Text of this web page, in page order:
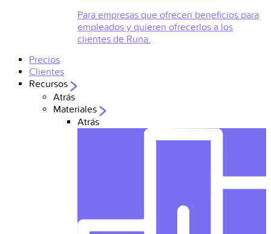
Para empresas que ofrecen beneficios para
empleados y quieren ofrecerlos a los
clientes de Runa.
Precios
Clientes
Recursos
Atrás
Materiales
Atrás